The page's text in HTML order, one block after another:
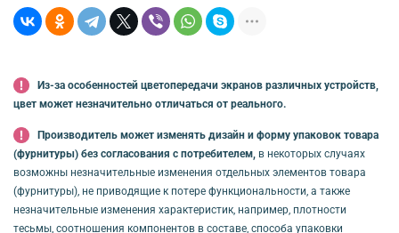
Из-за особенностей цветопередачи экранов различных устройств,
цвет может незначительно отличаться от реального.
Производитель может изменять дизайн и форму упаковок товара
(фурнитуры) без согласования с потребителем, в некоторых случаях
возможны незначительные изменения отдельных элементов товара
(фурнитуры), не приводящие к потере функциональности, а также
незначительные изменения характеристик, например, плотности
тесьмы, соотношения компонентов в составе, способа упаковки